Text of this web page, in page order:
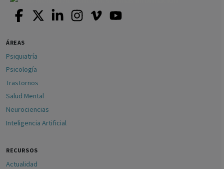
ÁREAS
Psiquiatría
Psicología
Trastornos
Salud Mental
Neurociencias
Inteligencia Artificial
RECURSOS
Actualidad